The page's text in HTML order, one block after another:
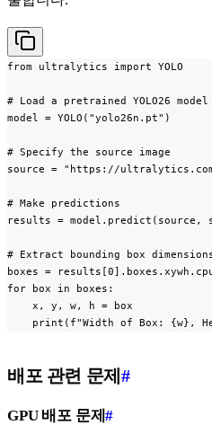
from ultralytics import YOLO
# Load a pretrained YOLO26 model
model = YOLO("yolo26n.pt")
# Specify the source image
source = "https://
# Make predictions
results = model.predict(source,
# Extract bounding box
boxes =
for box in boxes:
    x, y, w, h = box
print(f"Width of Box: {w},
배포 관련 문제 #
GPU 배포 문제#